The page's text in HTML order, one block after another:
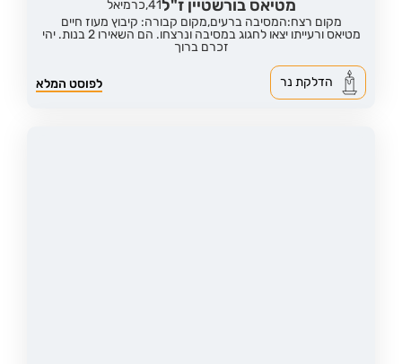
מטיאס בורשטיין ז"ל41, כרמיאל
מקום רצח:המסיבה ברעים,מקום קבורה: קיבוץ מעוז חיים
מטיאס ורעייתו יצאו לחגוג במסיבה ונרצחו. הם השאירו 2 בנות. יהי
זכרם ברוך
לפוסט המלא הדלקת נר